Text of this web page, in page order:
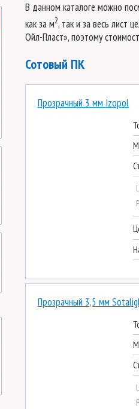
В данном каталоге можно
как за м2, так и за весь лист
Ойл-Пласт», поэтому
Сотовый ПК
Прозрачный 3 мм Izopol
Прозрачный 3,5 мм